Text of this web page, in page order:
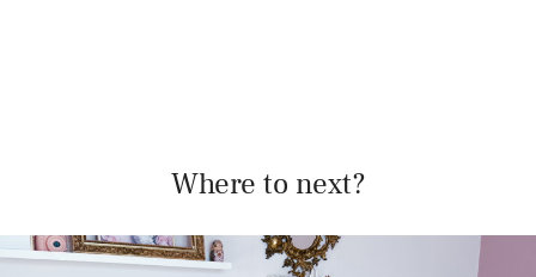
Where to next?